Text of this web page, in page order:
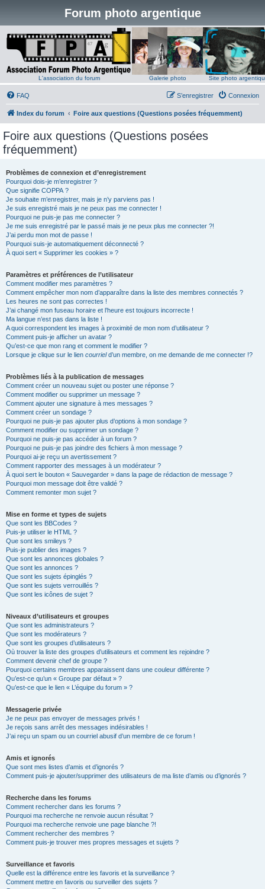
Forum photo argentique
L'association du forum Galerie photo Site photo
FAQ Connexion
S’enregistrer
Index du forum Foire aux questions (Questions posées fréquemment)
Foire aux questions (Questions posées
fréquemment)
Problèmes de connexion et d’enregistrement
Pourquoi dois-je m’enregistrer ?
Que signifie COPPA ?
Je souhaite m’enregistrer, mais je n’y parviens pas !
Je suis enregistré mais je ne peux pas me connecter !
Pourquoi ne puis-je pas me connecter ?
Je me suis enregistré par le passé mais je ne peux plus me connecter ?!
J’ai perdu mon mot de passe !
Pourquoi suis-je automatiquement déconnecté ?
À quoi sert « Supprimer les cookies » ?
Paramètres et préférences de l’utilisateur
Comment modifier mes paramètres ?
Comment empêcher mon nom d’apparaître dans la liste des membres connectés ?
Les heures ne sont pas correctes !
J’ai changé mon fuseau horaire et l’heure est toujours incorrecte !
Ma langue n’est pas dans la liste !
A quoi correspondent les images à proximité de mon nom d’utilisateur ?
Comment puis-je afficher un avatar ?
Qu’est-ce que mon rang et comment le modifier ?
Lorsque je clique sur le lien courrield’un membre, on me demande de me connecter !?
Problèmes liés à la publication de messages
Comment créer un nouveau sujet ou poster une réponse ?
Comment modifier ou supprimer un message ?
Comment ajouter une signature à mes messages ?
Comment créer un sondage ?
Pourquoi ne puis-je pas ajouter plus d’options à mon sondage ?
Comment modifier ou supprimer un sondage ?
Pourquoi ne puis-je pas accéder à un forum ?
Pourquoi ne puis-je pas joindre des fichiers à mon message ?
Pourquoi ai-je reçu un avertissement ?
Comment rapporter des messages à un modérateur ?
À quoi sert le bouton « Sauvegarder » dans la page de rédaction de message ?
Pourquoi mon message doit être validé ?
Comment remonter mon sujet ?
Mise en forme et types de sujets
Que sont les BBCodes ?
Puis-je utiliser le HTML ?
Que sont les smileys ?
Puis-je publier des images ?
Que sont les annonces globales ?
Que sont les annonces ?
Que sont les sujets épinglés ?
Que sont les sujets verrouillés ?
Que sont les icônes de sujet ?
Niveaux d’utilisateurs et groupes
Que sont les administrateurs ?
Que sont les modérateurs ?
Que sont les groupes d’utilisateurs ?
Où trouver la liste des groupes d’utilisateurs et comment les rejoindre ?
Comment devenir chef de groupe ?
Pourquoi certains membres apparaissent dans une couleur différente ?
Qu’est-ce qu’un « Groupe par défaut » ?
Qu’est-ce que le lien « L’équipe du forum » ?
Messagerie privée
Je ne peux pas envoyer de messages privés !
Je reçois sans arrêt des messages indésirables !
J’ai reçu un spam ou un courriel abusif d’un membre de ce forum !
Amis et ignorés
Que sont mes listes d’amis et d’ignorés ?
Comment puis-je ajouter/supprimer des utilisateurs de ma liste d’amis ou d’ignorés ?
Recherche dans les forums
Comment rechercher dans les forums ?
Pourquoi ma recherche ne renvoie aucun résultat ?
Pourquoi ma recherche renvoie une page blanche ?!
Comment rechercher des membres ?
Comment puis-je trouver mes propres messages et sujets ?
Surveillance et favoris
Quelle est la différence entre les favoris et la surveillance ?
Comment mettre en favoris ou surveiller des sujets ?